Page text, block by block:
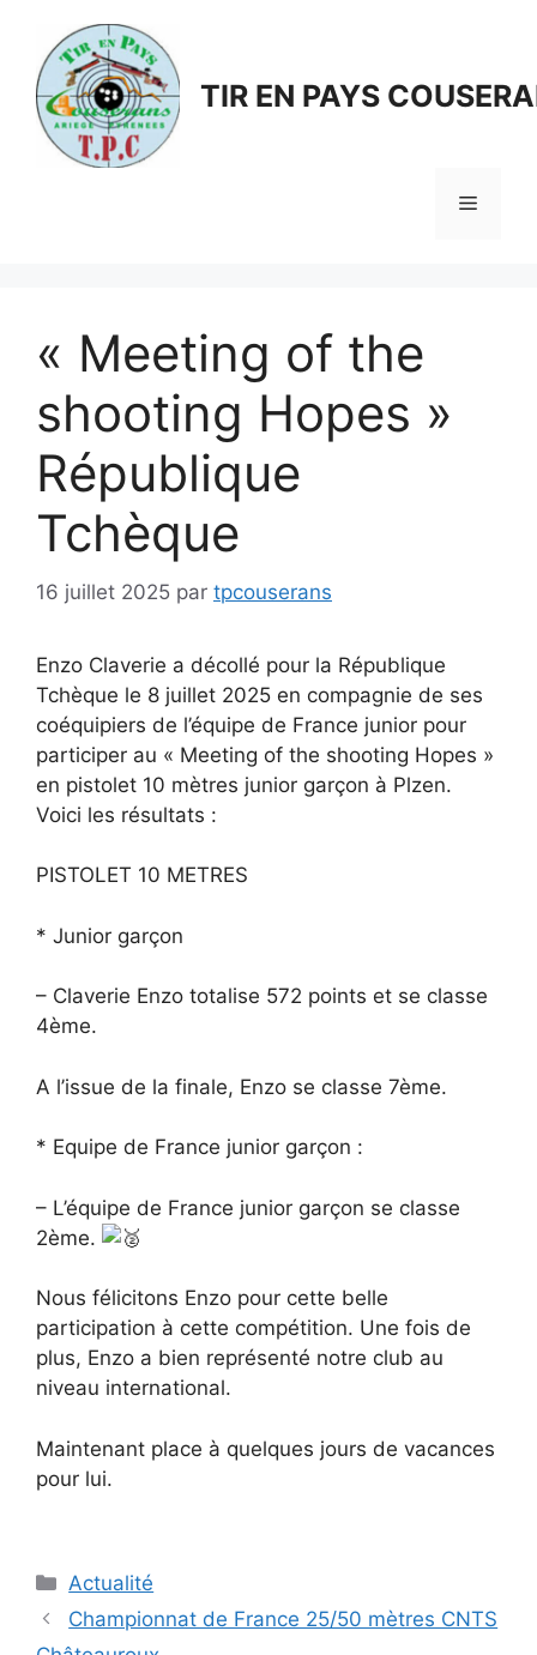
contenu
TIR EN PAYS
Menu
« Meeting of the
shooting Hopes »
République
Tchèque
16 juillet 2025 par tpcouserans
Enzo Claverie a décollé pour la République
Tchèque le 8 juillet 2025 en compagnie de ses
coéquipiers de l’équipe de France junior pour
participer au « Meeting of the shooting Hopes »
en pistolet 10 mètres junior garçon à Plzen.
Voici les résultats :
PISTOLET 10 METRES
* Junior garçon
– Claverie Enzo totalise 572 points et se classe
4ème.
A l’issue de la finale, Enzo se classe 7ème.
* Equipe de France junior garçon :
– L’équipe de France junior garçon se classe
2ème.
Nous félicitons Enzo pour cette belle
participation à cette compétition. Une fois de
plus, Enzo a bien représenté notre club au
niveau international.
Maintenant place à quelques jours de vacances
pour lui.
Catégories
Actualité
Navigation
des
Championnat de France 25/50 mètres CNTS